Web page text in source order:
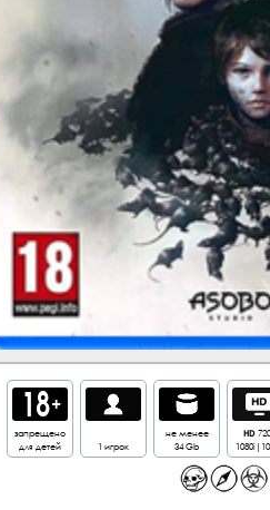
запрещено
для детей
1 игрок
не менее
34 Gb
HD